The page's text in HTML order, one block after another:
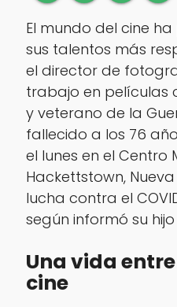
El mundo del cine
sus talentos más
el director de
trabajo en películas
y veterano de la
fallecido a los 76
el lunes en el Centro
Hackettstown,
lucha contra el
según informó su hijo
Una vida
cine